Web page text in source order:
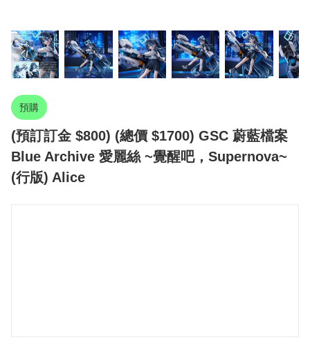
預購
(預訂訂金 $800) (總價 $1700) GSC 蔚藍檔案
Blue Archive 愛麗絲 ~覺醒吧，Supernova~
(行版) Alice